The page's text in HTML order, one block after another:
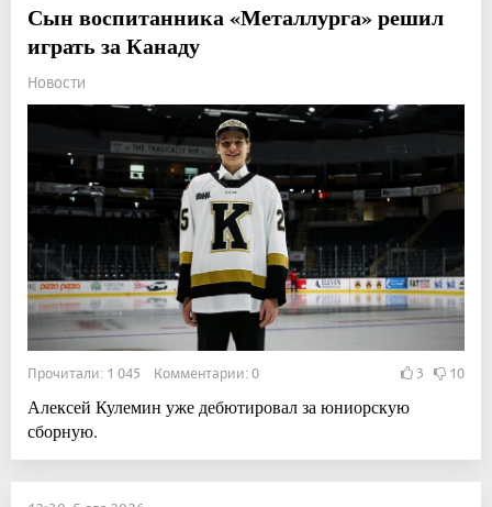
Сын воспитанника «Металлурга» решил
играть за Канаду
Новости
Прочитали: 1 045 Комментарии: 0 3 10
Алексей Кулемин уже дебютировал за юниорскую
сборную.